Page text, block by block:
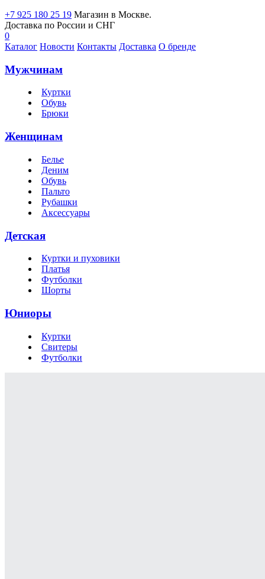
+7 925 180 25 19 Магазин в Москве.
Доставка по России и СНГ
0
Каталог Новости Контакты Доставка О бренде
Мужчинам
Куртки
Обувь
Брюки
Женщинам
Белье
Деним
Обувь
Пальто
Рубашки
Аксессуары
Детская
Куртки и пуховики
Платья
Футболки
Шорты
Юниоры
Куртки
Свитеры
Футболки